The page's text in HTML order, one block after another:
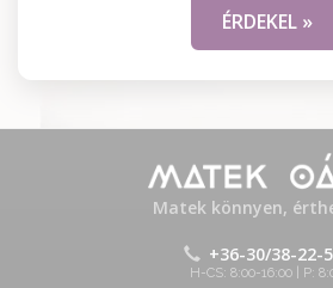
ÉRDEKEL »
Matek könnyen,
+36-30/38-22-
H-CS: 8:00-16:00 | P: